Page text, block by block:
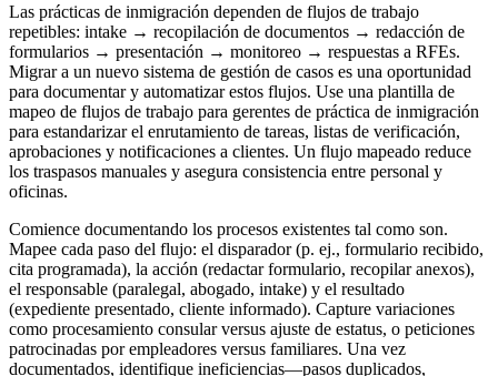
Las prácticas de inmigración dependen de flujos de trabajo
repetibles: intake → recopilación de documentos → redacción de
formularios → presentación → monitoreo → respuestas a RFEs.
Migrar a un nuevo sistema de gestión de casos es una oportunidad
para documentar y automatizar estos flujos. Use una plantilla de
mapeo de flujos de trabajo para gerentes de práctica de inmigración
para estandarizar el enrutamiento de tareas, listas de verificación,
aprobaciones y notificaciones a clientes. Un flujo mapeado reduce
los traspasos manuales y asegura consistencia entre personal y
oficinas.
Comience documentando los procesos existentes tal como son.
Mapee cada paso del flujo: el disparador (p. ej., formulario recibido,
cita programada), la acción (redactar formulario, recopilar anexos),
el responsable (paralegal, abogado, intake) y el resultado
(expediente presentado, cliente informado). Capture variaciones
como procesamiento consular versus ajuste de estatus, o peticiones
patrocinadas por empleadores versus familiares. Una vez
documentados, identifique ineficiencias—pasos duplicados,